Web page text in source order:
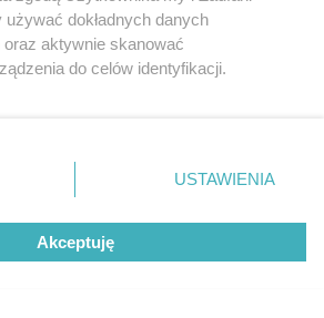
piłkarza
dokładnych danych
aktywnie skanować
do celów identyfikacji.
przycisk ustawień prywatności
dolnym rogu strony
danych nie wymagają zgody
prawo sprzeciwić się takiemu
będą miały zastosowanie tylko
USTAWIENIA
Akceptuję